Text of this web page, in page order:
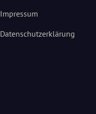
Impressum
Datenschutzerklärung